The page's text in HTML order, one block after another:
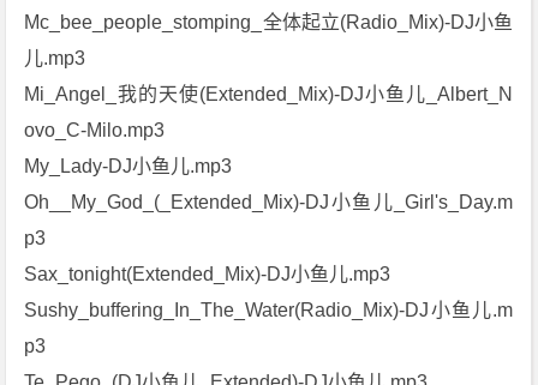
Mc_bee_people_stomping_全体起立(Radio_Mix)-DJ小鱼
儿.mp3
Mi_Angel_我的天使(Extended_Mix)-DJ小鱼儿_Albert_N
ovo_C-Milo.mp3
My_Lady-DJ小鱼儿.mp3
Oh__My_God_(_Extended_Mix)-DJ小鱼儿_Girl's_Day.m
p3
Sax_tonight(Extended_Mix)-DJ小鱼儿.mp3
Sushy_buffering_In_The_Water(Radio_Mix)-DJ小鱼儿.m
p3